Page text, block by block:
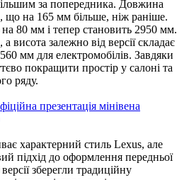
за попередника. Довжина
що на 165 мм більше, ніж раніше.
на 80 мм і тепер становить 2950 мм.
залежно від версії складає
мм для електромобілів. Завдяки
покращити простір у салоні та
ряду.
презентація мінівена
характерний стиль Lexus, але
підхід до оформлення передньої
зберегли традиційну